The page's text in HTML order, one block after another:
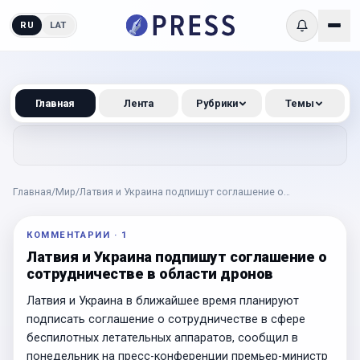
RU LAT
Главная/Мир/Латвия и Украина подпишут соглашение о
КОММЕНТАРИИ · 1
Латвия и Украина подпишут соглашение о
сотрудничестве в области дронов
Латвия и Украина в ближайшее время планируют
подписать соглашение о сотрудничестве в сфере
беспилотных летательных аппаратов, сообщил в
понедельник на пресс-конференции премьер-министр
Главная Лента Рубрики Темы